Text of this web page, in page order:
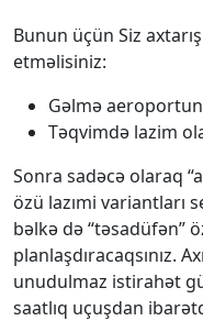
Bunun üçün Siz
etməlisiniz:
Gəlmə
Təqvimdə lazim
Sonra sadəcə olaraq
özü lazımi variantları
bəlkə də “təsadüfən”
planlaşdıracaqsınız.
unudulmaz istirahət
saatlıq uçuşdan